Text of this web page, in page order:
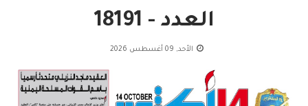
العدد - 18191
الأحد, 09 أغسطس 2026